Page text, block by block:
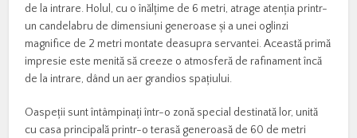
de la intrare. Holul, cu o înălțime de 6 metri, atrage atenția printr-
un candelabru de dimensiuni generoase și a unei oglinzi
magnifice de 2 metri montate deasupra servantei. Această primă
impresie este menită să creeze o atmosferă de rafinament încă
de la intrare, dând un aer grandios spațiului.
Oaspeții sunt întâmpinați într-o zonă special destinată lor, unită
cu casa principală printr-o terasă generoasă de 60 de metri